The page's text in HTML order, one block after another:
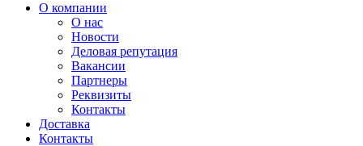
О компании
О нас
Новости
Деловая репутация
Вакансии
Партнеры
Реквизиты
Контакты
Доставка
Контакты